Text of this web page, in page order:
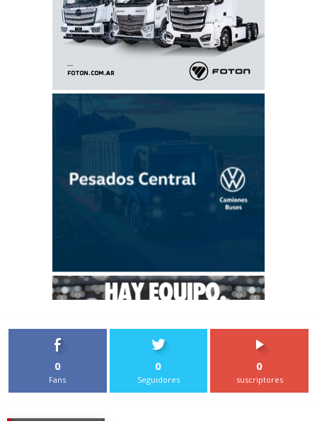
0
Fans
0
Seguidores
0
suscriptores